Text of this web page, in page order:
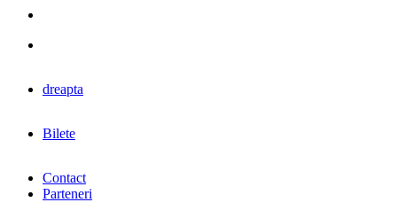
dreapta
Bilete
Contact
Parteneri